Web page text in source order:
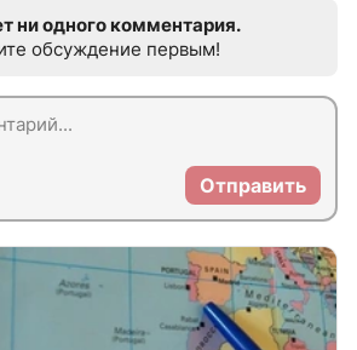
ни одного комментария.
обсуждение первым!
Отправить